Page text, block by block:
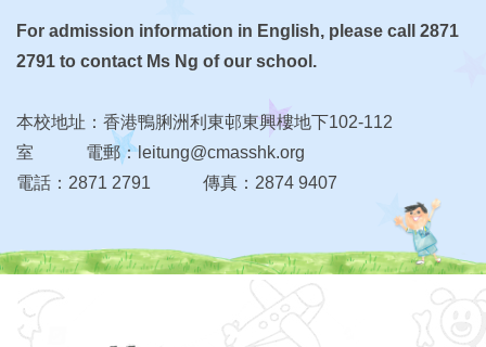
For admission information in English, please call 2871
2791 to contact Ms Ng of our school.
本校地址：香港鴨脷洲利東邨東興樓地下102-112
室 電郵：leitung@cmasshk.org
電話：2871 2791 傳真：2874 9407